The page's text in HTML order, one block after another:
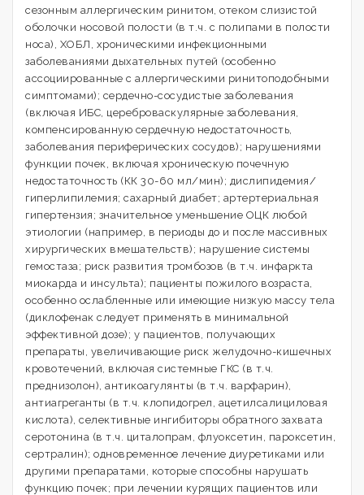
сезонным аллергическим ринитом, отеком слизистой
оболочки носовой полости (в т.ч. с полипами в полости
носа), ХОБЛ, хроническими инфекционными
заболеваниями дыхательных путей (особенно
ассоциированные с аллергическими ринитоподобными
симптомами); сердечно-сосудистые заболевания
(включая ИБС, цереброваскулярные заболевания,
компенсированную сердечную недостаточность,
заболевания периферических сосудов); нарушениями
функции почек, включая хроническую почечную
недостаточность (КК 30-60 мл/мин); дислипидемия/
гиперлипилемия; сахарный диабет; артертериальная
гипертензия; значительное уменьшение ОЦК любой
этиологии (например, в периоды до и после массивных
хирургических вмешательств); нарушение системы
гемостаза; риск развития тромбозов (в т.ч. инфаркта
миокарда и инсульта); пациенты пожилого возраста,
особенно ослабленные или имеющие низкую массу тела
(диклофенак следует применять в минимальной
эффективной дозе); у пациентов, получающих
препараты, увеличивающие риск желудочно-кишечных
кровотечений, включая системные ГКС (в т.ч.
преднизолон), антикоагулянты (в т.ч. варфарин),
антиагреганты (в т.ч. клопидогрел, ацетилсалициловая
кислота), селективные ингибиторы обратного захвата
серотонина (в т.ч. циталопрам, флуоксетин, пароксетин,
сертралин); одновременное лечение диуретиками или
другими препаратами, которые способны нарушать
функцию почек; при лечении курящих пациентов или